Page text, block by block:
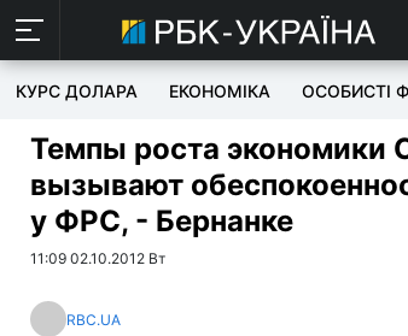
КУРС ДОЛАРА ЕКОНОМІКА ОСОБИСТІ
Темпы роста
вызывают
у ФРС, - Бернанке
11:09 02.10.2012 Вт
RBC.UA